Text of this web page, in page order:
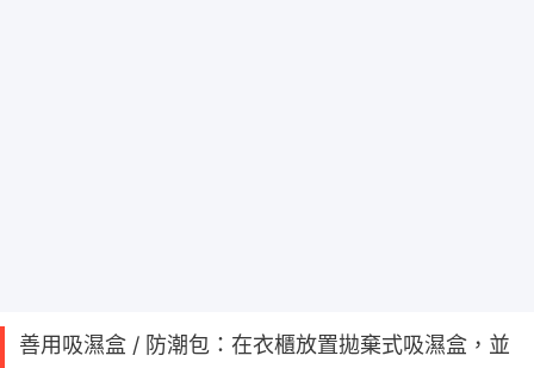
善用吸濕盒 / 防潮包：在衣櫃放置拋棄式吸濕盒，並